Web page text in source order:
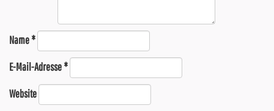
Name*
E-Mail-Adresse*
Website